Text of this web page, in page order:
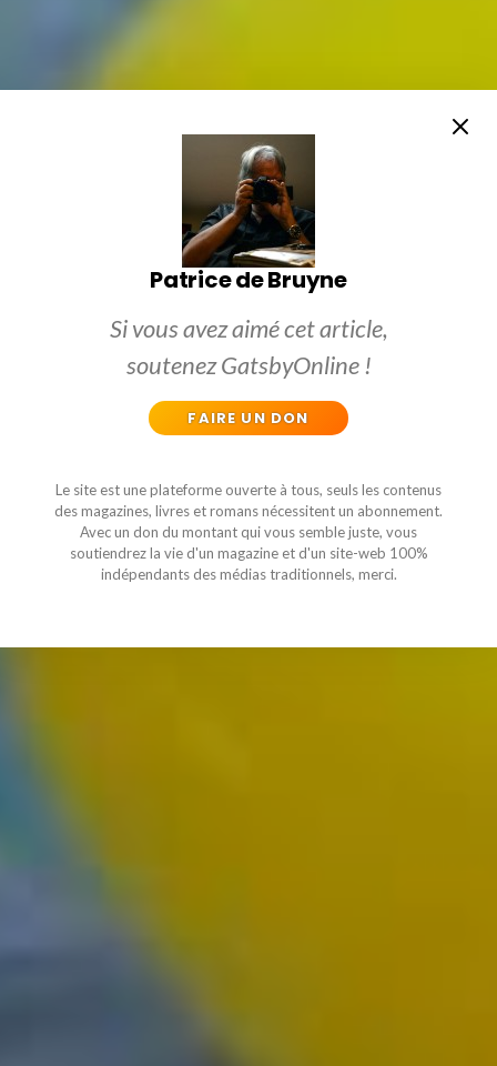
Patrice de Bruyne
Si vous avez aimé cet article,
soutenez GatsbyOnline !
FAIRE UN DON
Le site est une plateforme ouverte à tous, seuls les contenus
des magazines, livres et romans nécessitent un abonnement.
Avec un don du montant qui vous semble juste, vous
soutiendrez la vie d'un magazine et d'un site-web 100%
indépendants des médias traditionnels, merci.